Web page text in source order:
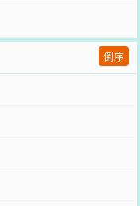
倒序